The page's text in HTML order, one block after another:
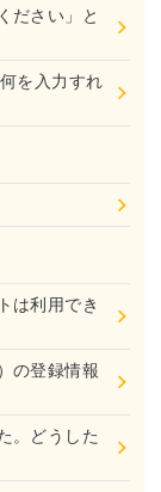
ださい」と
を入力すれ
は利用でき
の登録情報
。どうした